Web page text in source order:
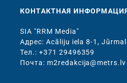
КОНТАКТНАЯ
SIA "RRM Media"
Адрес: Acāliju iela 8-1,
Тел.: +371 29496359
Почта: m2redakcija@metrs.lv